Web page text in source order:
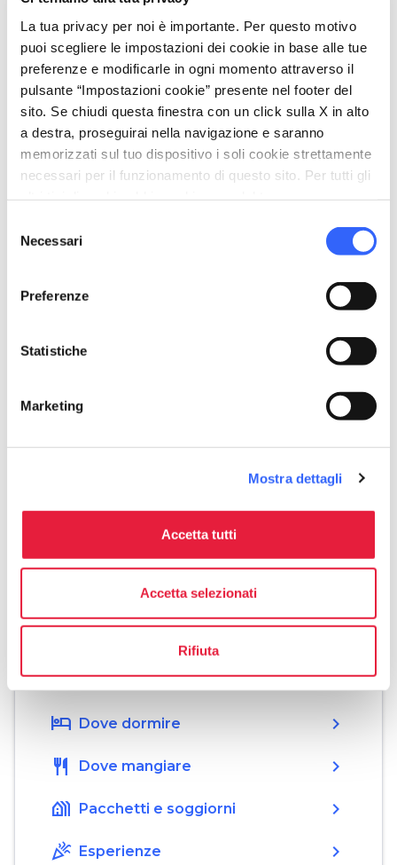
La tua privacy per noi è importante. Per questo motivo
puoi scegliere le impostazioni dei cookie in base alle tue
preferenze e modificarle in ogni momento attraverso il
pulsante “Impostazioni cookie” presente nel footer del
sito. Se chiudi questa finestra con un click sulla X in alto
a destra, proseguirai nella navigazione e saranno
memorizzati sul tuo dispositivo i soli cookie strettamente
necessari per il funzionamento di questo sito. Per tutti gli
delNecessari
Preferenze
Statistiche
Marketing
Mostra dettagli
Accetta tutti
Accetta selezionati
Rifiuta
directions Indicazioni
Informazioni
home Dove
Aula Massart, Scuola Medica
Via Roma, 55, 56126 Pisa PI
schedule Quando
https://www.mau.sma.unipi.it/2026/05/il
-peso-dei-giganti-una-storia-tra-museo-
open_in_new
+390502218610
save_alt Locandina dell'evento
0.48 MB ITALIANO
Organizza
hotel Dove dormire chevron_right
restaurant Dove mangiare chevron_right
holiday_village Pacchetti e soggiorni chevron_right
celebration Esperienze chevron_right